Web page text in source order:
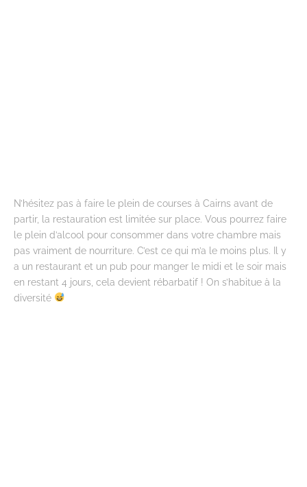
N’hésitez pas à faire le plein de courses à Cairns avant de
partir, la restauration est limitée sur place. Vous pourrez faire
le plein d’alcool pour consommer dans votre chambre mais
pas vraiment de nourriture. C’est ce qui m’a le moins plus. Il y
a un restaurant et un pub pour manger le midi et le soir mais
en restant 4 jours, cela devient rébarbatif ! On s’habitue à la
diversité